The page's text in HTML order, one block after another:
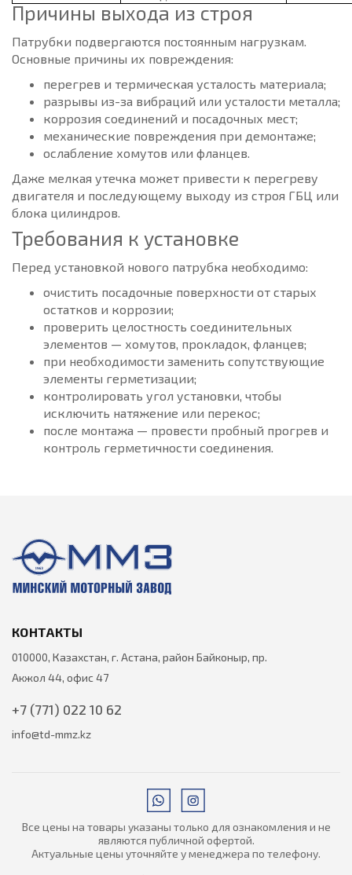
Причины выхода из строя
Патрубки подвергаются постоянным нагрузкам.
Основные причины их повреждения:
перегрев и термическая усталость материала;
разрывы из-за вибраций или усталости металла;
коррозия соединений и посадочных мест;
механические повреждения при демонтаже;
ослабление хомутов или фланцев.
Даже мелкая утечка может привести к перегреву
двигателя и последующему выходу из строя ГБЦ или
блока цилиндров.
Требования к установке
Перед установкой нового патрубка необходимо:
очистить посадочные поверхности от старых
остатков и коррозии;
проверить целостность соединительных
элементов — хомутов, прокладок, фланцев;
при необходимости заменить сопутствующие
элементы герметизации;
контролировать угол установки, чтобы
исключить натяжение или перекос;
после монтажа — провести пробный прогрев и
контроль герметичности соединения.
КОНТАКТЫ
010000, Казахстан, г. Астана, район Байконыр, пр.
Акжол 44, офис 47
+7 (771) 022 10 62
info@td-mmz.kz
Все цены на товары указаны только для ознакомления и не
являются публичной офертой.
Актуальные цены уточняйте у менеджера по телефону.